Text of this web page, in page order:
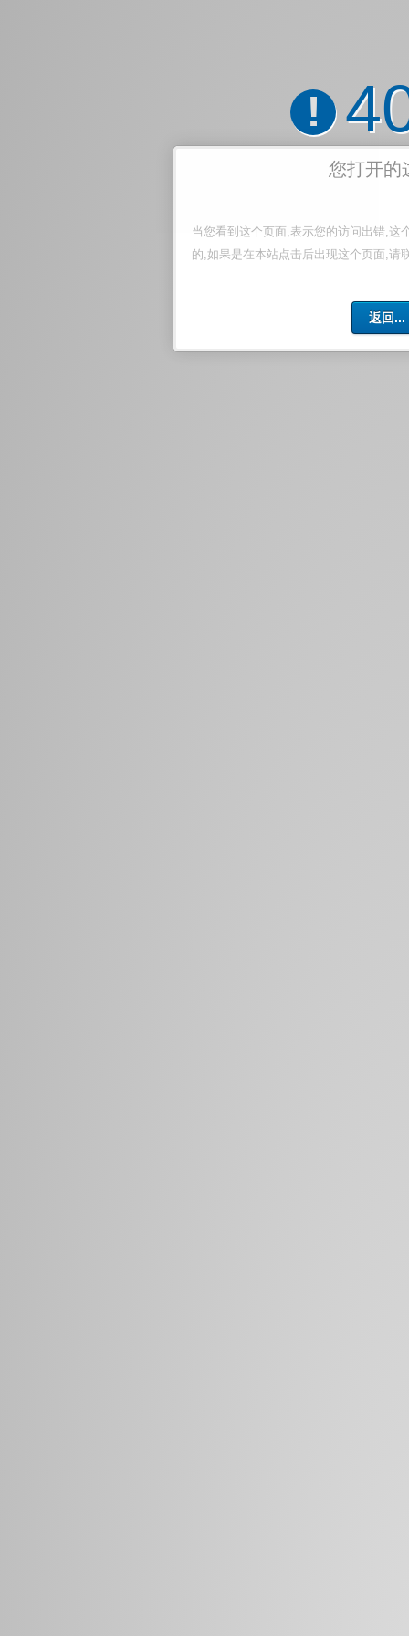
!
您打开的
当您看到这个页面,表示您的访问出错,这
的,如果是在本站点击后出现这个页面,请
返回...